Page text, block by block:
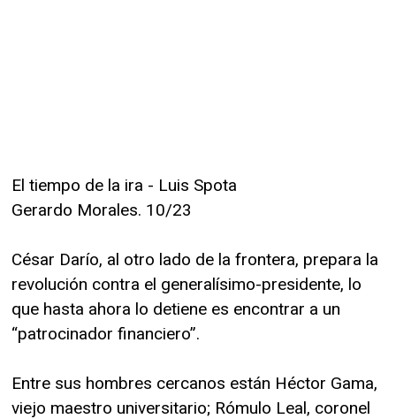
El tiempo de la ira - Luis Spota
Gerardo Morales. 10/23
César Darío, al otro lado de la frontera, prepara la
revolución contra el generalísimo-presidente, lo
que hasta ahora lo detiene es encontrar a un
“patrocinador financiero”.
Entre sus hombres cercanos están Héctor Gama,
viejo maestro universitario; Rómulo Leal, coronel